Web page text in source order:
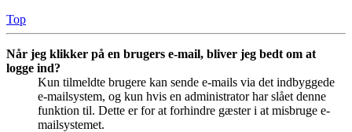
Top
Når jeg klikker på en brugers e-mail, bliver jeg bedt om at
logge ind?
Kun tilmeldte brugere kan sende e-mails via det indbyggede
e-mailsystem, og kun hvis en administrator har slået denne
funktion til. Dette er for at forhindre gæster i at misbruge e-
mailsystemet.